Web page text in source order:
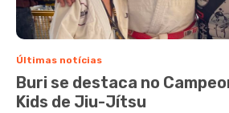
Últimas notícias
Buri se destaca no
Kids de Jiu-Jítsu